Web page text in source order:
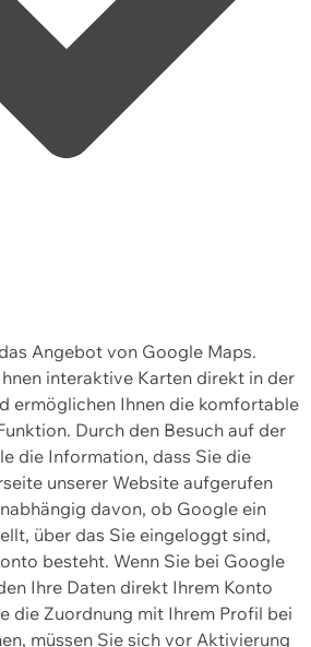
Angebot von Google Maps.
interaktive Karten direkt in der
ermöglichen Ihnen die komfortable
Durch den Besuch auf der
die Information, dass Sie die
unserer Website aufgerufen
davon, ob Google ein
über das Sie eingeloggt sind,
besteht. Wenn Sie bei Google
Ihre Daten direkt Ihrem Konto
die Zuordnung mit Ihrem Profil bei
müssen Sie sich vor Aktivierung